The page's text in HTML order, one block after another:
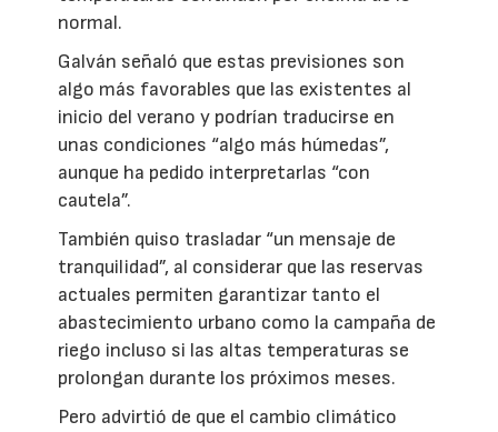
normal.
Galván señaló que estas previsiones son
algo más favorables que las existentes al
inicio del verano y podrían traducirse en
unas condiciones “algo más húmedas”,
aunque ha pedido interpretarlas “con
cautela”.
También quiso trasladar “un mensaje de
tranquilidad”, al considerar que las reservas
actuales permiten garantizar tanto el
abastecimiento urbano como la campaña de
riego incluso si las altas temperaturas se
prolongan durante los próximos meses.
Pero advirtió de que el cambio climático